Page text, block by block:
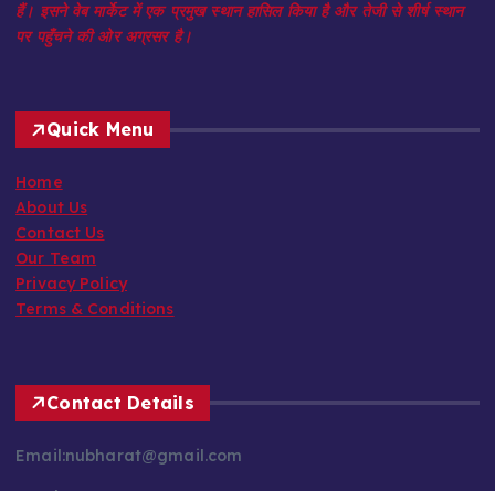
जानने के इच्छुक हैं। इसका आकर्षक डिज़ाइन और विविध सामग्री इसे विशेष बनाते
हैं। इसने वेब मार्केट में एक प्रमुख स्थान हासिल किया है और तेजी से शीर्ष स्थान
Quick Menu
Home
About Us
Contact Us
Our Team
Privacy Policy
Contact Details